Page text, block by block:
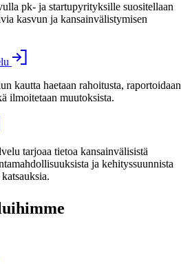
pk- ja startupyrityksille suositellaan
kasvun ja kansainvälistymisen
kautta haetaan rahoitusta, raportoidaan
ilmoitetaan muutoksista.
tarjoaa tietoa kansainvälisistä
ja kehityssuunnista